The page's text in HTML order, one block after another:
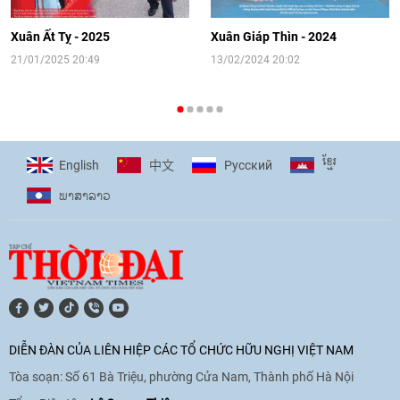
hướng tới kết nối hiệu quả nguồn lực
người Việt Nam ở nước ngoài
16:58|10/06/2026
phó với biến đổi khí hậu
17:07|09/06/2026
[Video] Lào dành ưu tiên hàng đầu cho
quan hệ với Việt Nam
11:01 |09/06/2026
[Video] Doanh nghiệp Hoa Kỳ hỗ trợ
Xuân Ất Tỵ - 2025
21/01/2025 20:49
Xuân Giáp Thìn - 2024
13/02/2024 20:02
English 中文 Pусский ខ្មែរ
ພາ​ສາ​ລາວ
DIỄN ĐÀN CỦA LIÊN HIỆP CÁC TỔ CHỨC HỮU NGHỊ VIỆT NAM
Tòa soạn: Số 61 Bà Triệu, phường Cửa Nam, Thành phố Hà Nội